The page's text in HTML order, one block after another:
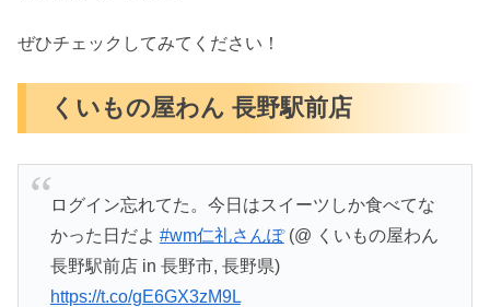
ぜひチェックしてみてください！
くいもの屋わん 長野駅前店
ログイン忘れてた。今日はスイーツしか食べてな
かった日だよ #wm仁礼さんぽ(@ くいもの屋わん
長野駅前店 in 長野市, 長野県)
https://t.co/gE6GX3zM9L